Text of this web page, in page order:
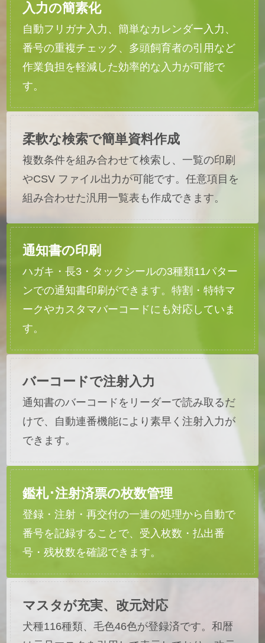
入力の簡素化
自動フリガナ入力、簡単なカレンダー入力、
番号の重複チェック、多頭飼育者の引用など
作業負担を軽減した効率的な入力が可能で
す。
柔軟な検索で簡単資料作成
複数条件を組み合わせて検索し、一覧の印刷
やCSV ファイル出力が可能です。任意項目を
組み合わせた汎用一覧表も作成できます。
通知書の印刷
ハガキ・長3・タックシールの3種類11パター
ンでの通知書印刷ができます。特割・特特マ
ークやカスタマバーコードにも対応していま
す。
バーコードで注射入力
通知書のバーコードをリーダーで読み取るだ
けで、自動連番機能により素早く注射入力が
できます。
鑑札･注射済票の枚数管理
登録・注射・再交付の一連の処理から自動で
番号を記録することで、受入枚数・払出番
号・残枚数を確認できます。
マスタが充実、改元対応
犬種116種類、毛色46色が登録済です。和暦